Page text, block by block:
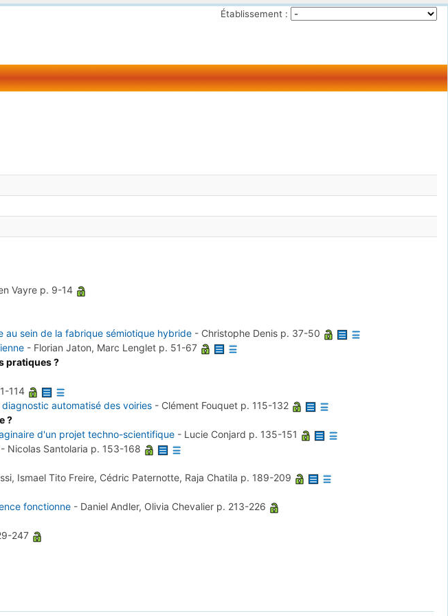
Établissement :
Vayre p. 9-14
au sein de la fabrique sémiotique hybride- Christophe Denis p. 37-50
- Florian Jaton, Marc Lenglet p. 51-67
pratiques ?
114
automatisé des voiries- Clément Fouquet p. 115-132
?
d'un projet techno-scientifique- Lucie Conjard p. 135-151
Nicolas Santolaria p. 153-168
Ismael Tito Freire, Cédric Paternotte, Raja Chatila p. 189-209
fonctionne - Daniel Andler, Olivia Chevalier p. 213-226
247